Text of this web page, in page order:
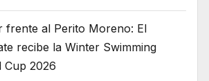
frente al Perito Moreno: El
recibe la Winter Swimming
Cup 2026